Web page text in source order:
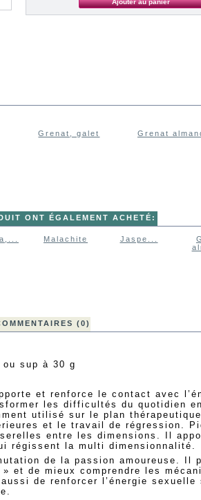
Grenat, galet Grenat
ONT ÉGALEMENT ACHETÉ:
Malachite Jaspe...
(0)
sup à 30 g
et renforce le contact avec
les difficultés du quotidien en
utilisé sur le plan
et le travail de régression.
entre les dimensions. Il
régissent la multi dimensionnalité.
de la passion amoureuse. Il
et de mieux comprendre les
de renforcer l’énergie sexuelle